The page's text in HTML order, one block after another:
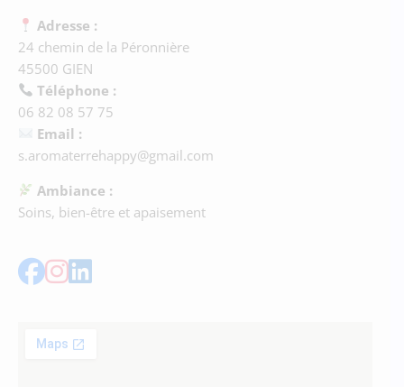
Adresse :
24 chemin de la Péronnière
45500 GIEN
Téléphone :
06 82 08 57 75
Email :
s.aromaterrehappy@gmail.com
Ambiance :
Soins, bien-être et apaisement